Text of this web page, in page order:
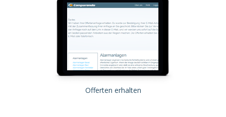
Offerten erhalten